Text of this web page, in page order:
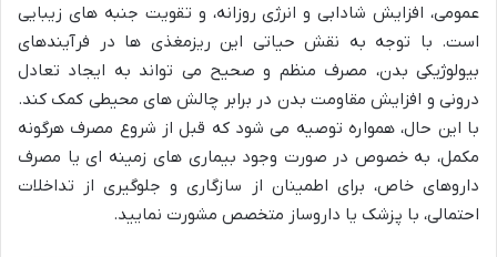
عمومی، افزایش شادابی و انرژی روزانه، و تقویت جنبه های زیبایی
است. با توجه به نقش حیاتی این ریزمغذی ها در فرآیندهای
بیولوژیکی بدن، مصرف منظم و صحیح می تواند به ایجاد تعادل
درونی و افزایش مقاومت بدن در برابر چالش های محیطی کمک کند.
با این حال، همواره توصیه می شود که قبل از شروع مصرف هرگونه
مکمل، به خصوص در صورت وجود بیماری های زمینه ای یا مصرف
داروهای خاص، برای اطمینان از سازگاری و جلوگیری از تداخلات
احتمالی، با پزشک یا داروساز متخصص مشورت نمایید.